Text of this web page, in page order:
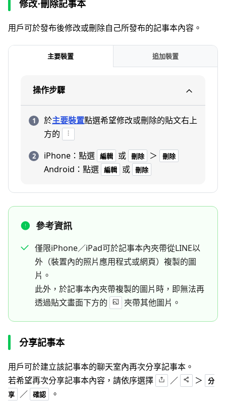
修改⋅刪除記事本
用戶可於發布後修改或刪除自己所發布的記事本內容。
主要裝置 追加裝置
操作步驟
於主要裝置點選希望修改或刪除的貼文右上
方的
iPhone：點選 編輯 或 刪除 ＞ 刪除
Android：點選 編輯 或 刪除
參考資訊
僅限iPhone／iPad可於記事本內夾帶從LINE以
外（裝置內的照片應用程式或網頁）複製的圖
片。
此外，於記事本內夾帶複製的圖片時，即無法再
透過貼文畫面下方的
夾帶其他圖片。
分享記事本
用戶可於建立該記事本的聊天室內再次分享記事本。
若希望再次分享記事本內容，請依序選擇
／ ＞
分
享
／ 確認 。